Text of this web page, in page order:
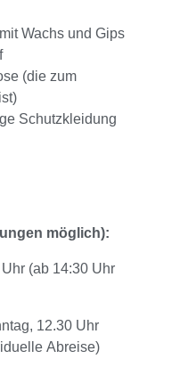
Wachs und Gips
(die zum
Schutzkleidung
möglich):
(ab 14:30 Uhr
12.30 Uhr
Abreise)